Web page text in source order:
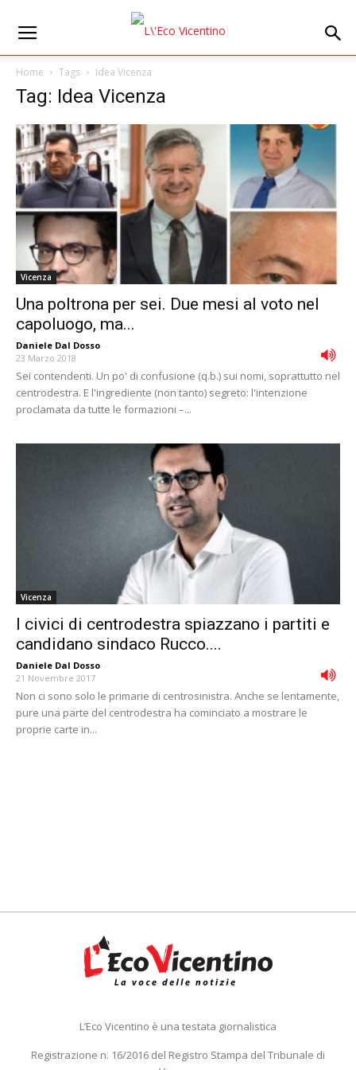
Home Tags Idea Vicenza
Tag: Idea Vicenza
Vicenza
Una poltrona per sei. Due mesi al voto nel
capoluogo, ma...
Daniele Dal Dosso -
23 Marzo 2018
Sei contendenti. Un po' di confusione (q.b.) sui nomi, soprattutto nel
centrodestra. E l'ingrediente (non tanto) segreto: l'intenzione
proclamata da tutte le formazioni –...
Vicenza
I civici di centrodestra spiazzano i partiti e
candidano sindaco Rucco....
Daniele Dal Dosso -
21 Novembre 2017
Non ci sono solo le primarie di centrosinistra. Anche se lentamente,
pure una parte del centrodestra ha cominciato a mostrare le
proprie carte in...
L’Eco Vicentino è una testata giornalistica
Registrazione n. 16/2016 del Registro Stampa del Tribunale di